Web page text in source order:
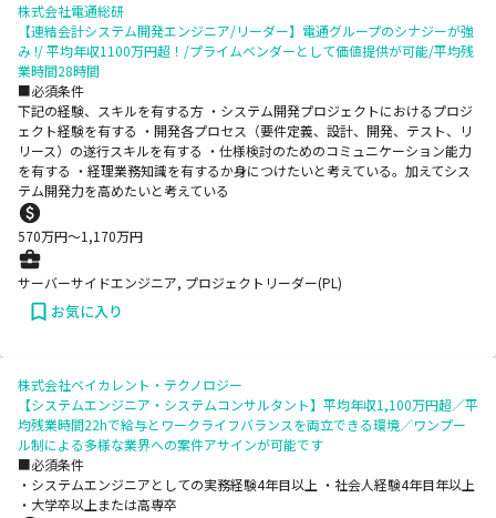
株式会社電通総研
【連結会計システム開発エンジニア/リーダー】電通グループのシナジーが強
み !/ 平均年収1100万円超！/プライムベンダーとして価値提供が可能/平均残
業時間28時間
■必須条件
下記の経験、スキルを有する方 ・システム開発プロジェクトにおけるプロジ
ェクト経験を有する ・開発各プロセス（要件定義、設計、開発、テスト、リ
リース）の遂行スキルを有する ・仕様検討のためのコミュニケーション能力
を有する ・経理業務知識を有するか身につけたいと考えている。加えてシス
テム開発力を高めたいと考えている
570万円〜1,170万円
サーバーサイドエンジニア, プロジェクトリーダー(PL)
お気に入り
株式会社ベイカレント・テクノロジー
【システムエンジニア・システムコンサルタント】平均年収1,100万円超／平
均残業時間22hで給与とワークライフバランスを両立できる環境／ワンプー
ル制による多様な業界への案件アサインが可能です
■必須条件
・システムエンジニアとしての実務経験4年目以上 ・社会人経験4年目年以上
・大学卒以上または高専卒